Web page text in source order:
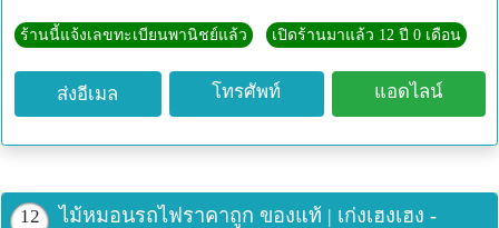
ร้านนี้แจ้งเลขทะเบียนพานิชย์แล้ว เปิดร้านมาแล้ว 12 ปี 0 เดือน
ส่งอีเมล โทรศัพท์ แอดไลน์
12
ไม้หมอนรถไฟราคาถูก ของแท้ | เก่งเฮงเฮง -